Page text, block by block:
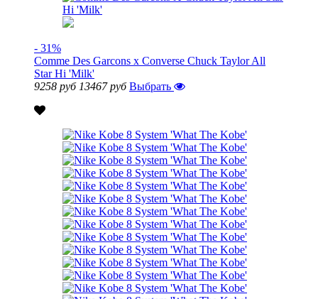
- 31%
Comme Des Garcons x Converse Chuck Taylor All
Star Hi 'Milk'
9258 руб 13467 руб Выбрать